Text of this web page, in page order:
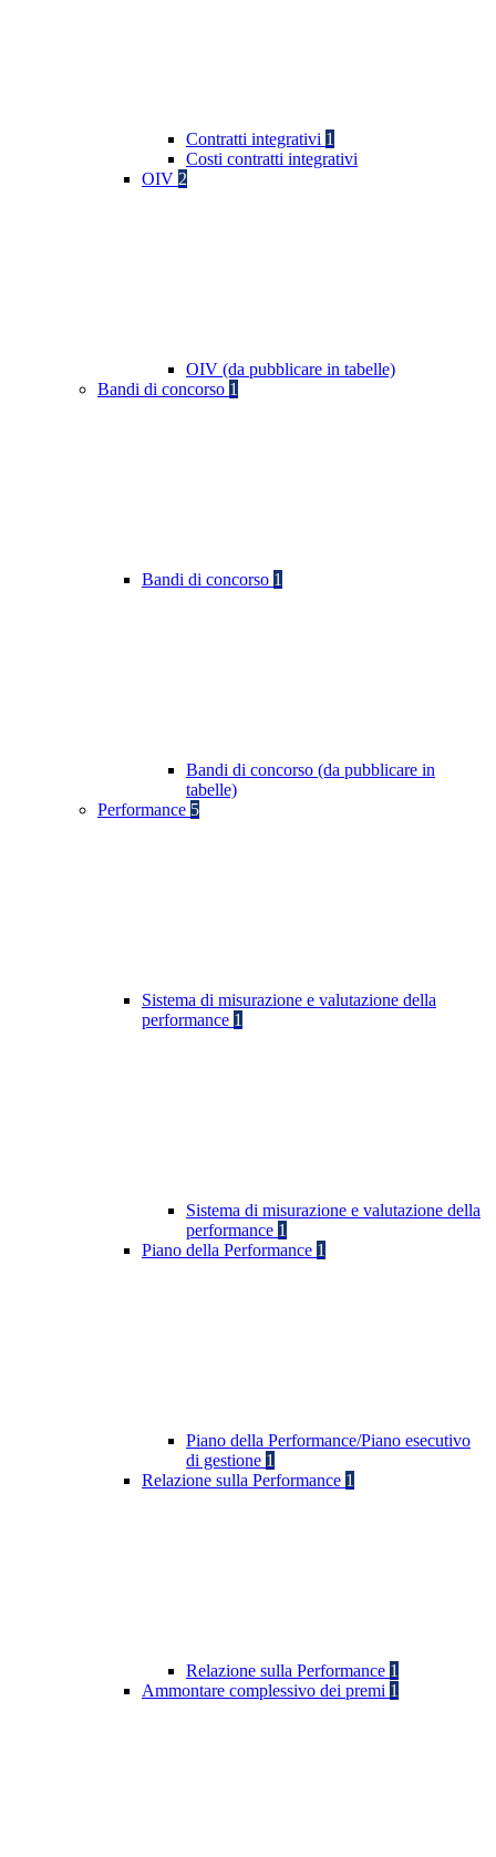
Contratti integrativi 1
Costi contratti integrativi
OIV 2
OIV (da pubblicare in tabelle)
Bandi di concorso 1
Bandi di concorso 1
Bandi di concorso (da pubblicare in
tabelle)
Performance 5
Sistema di misurazione e valutazione della
performance 1
Sistema di misurazione e valutazione della
performance 1
Piano della Performance 1
Piano della Performance/Piano esecutivo
di gestione 1
Relazione sulla Performance 1
Relazione sulla Performance 1
Ammontare complessivo dei premi 1